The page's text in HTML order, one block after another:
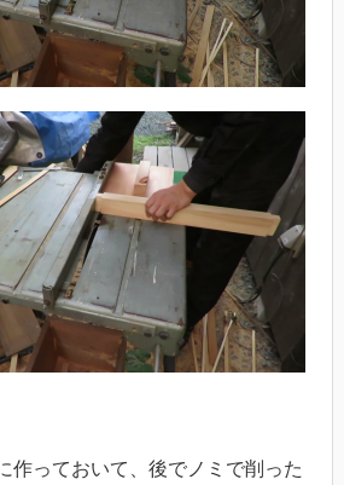
作っておいて、後でノミで削った